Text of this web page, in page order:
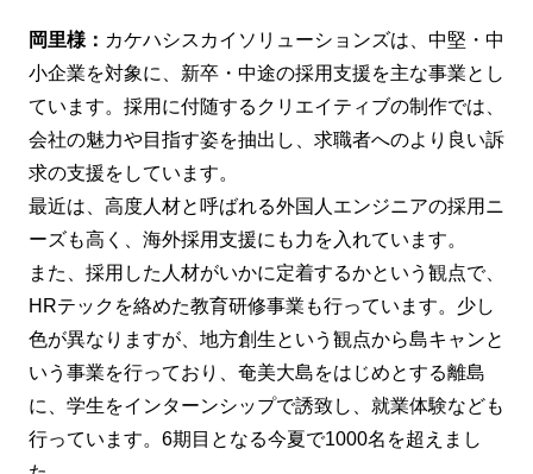
岡里様： カケハシスカイソリューションズは、中堅・中
小企業を対象に、新卒・中途の採用支援を主な事業とし
ています。採用に付随するクリエイティブの制作では、
会社の魅力や目指す姿を抽出し、求職者へのより良い訴
求の支援をしています。
最近は、高度人材と呼ばれる外国人エンジニアの採用ニ
ーズも高く、海外採用支援にも力を入れています。
また、採用した人材がいかに定着するかという観点で、
HRテックを絡めた教育研修事業も行っています。少し
色が異なりますが、地方創生という観点から島キャンと
いう事業を行っており、奄美大島をはじめとする離島
に、学生をインターンシップで誘致し、就業体験なども
行っています。6期目となる今夏で1000名を超えまし